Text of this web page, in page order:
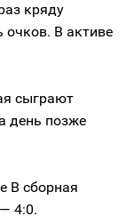
кряду
очков. В активе
сыграют
день позже
B сборная
4:0.